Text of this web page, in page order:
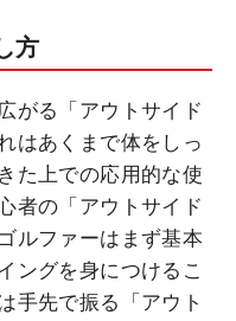
方
がる「アウトサイド
はあくまで体をしっ
た上での応用的な使
者の「アウトサイド
ルファーはまず基本
ングを身につけるこ
手先で振る「アウト